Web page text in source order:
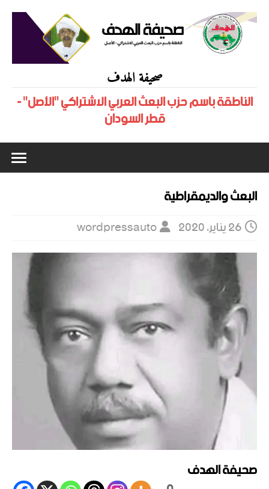
صحيفة الهدف
الناطقة باسم حزب البعث العربي الاشتراكي "الأصل" -
قطر السودان
البعث والديمقراطية
26 يناير، 2020 wordpressauto
صحيفة الهدف